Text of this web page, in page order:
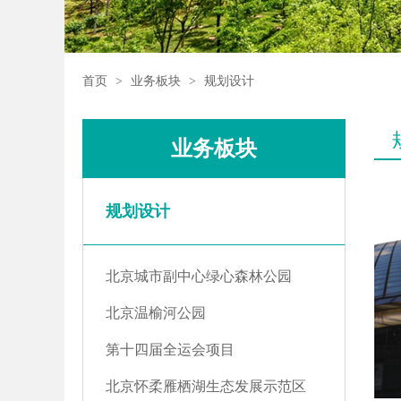
首页 > 业务板块 > 规划设计
业务板块
规划设计
北京城市副中心绿心森林公园
北京温榆河公园
第十四届全运会项目
北京怀柔雁栖湖生态发展示范区